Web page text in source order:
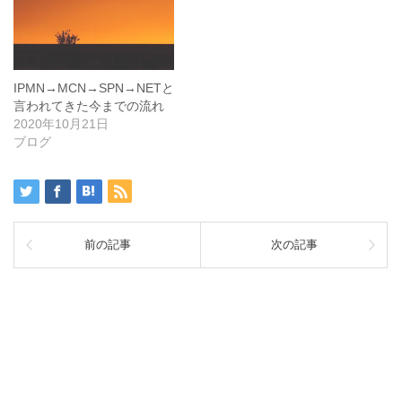
IPMN→MCN→SPN→NETと
言われてきた今までの流れ
2020年10月21日
ブログ
前の記事 次の記事